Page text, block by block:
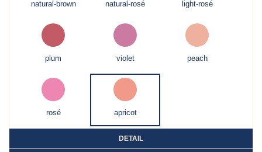
natural-brown natural-rosé light-rosé
plum violet peach
rosé apricot
DETAIL